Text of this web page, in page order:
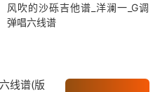
风吹的沙砾吉他谱_洋澜一_G调
弹唱六线谱
线谱(版